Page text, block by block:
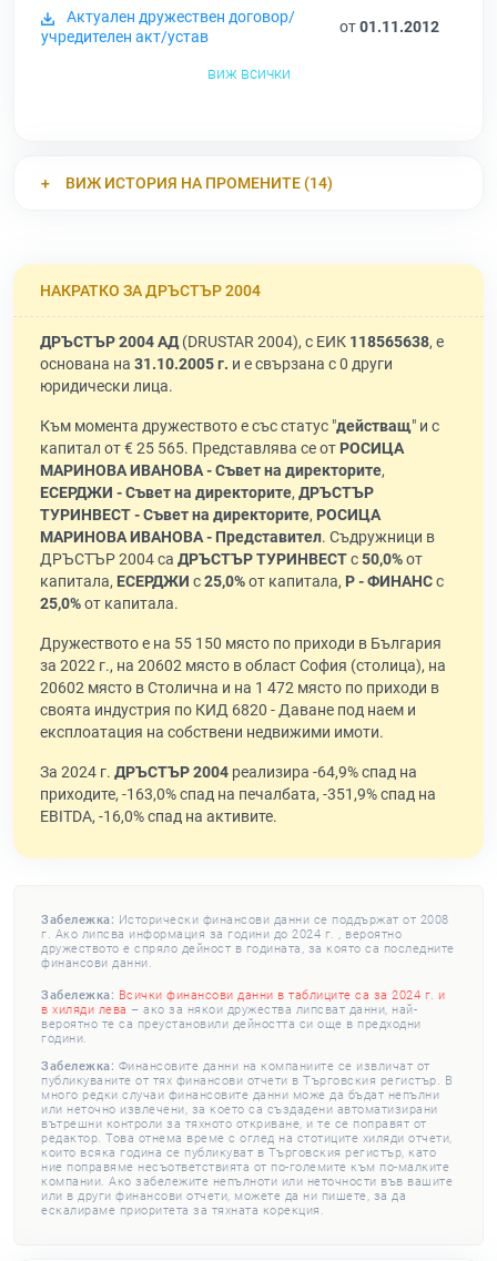
Актуален дружествен договор/
учредителен акт/устав
от01.11.2012
виж всички
ВИЖ ИСТОРИЯ НА ПРОМЕНИТЕ (14)
НАКРАТКО ЗА ДРЪСТЪР 2004
ДРЪСТЪР 2004 АД(DRUSTAR 2004), с ЕИК 118565638, е
основана на 31.10.2005 г. и е свързана с 0 други
юридически лица.
Към момента дружеството е със статус "действащ" и с
капитал от € 25 565. Представлява се от РОСИЦА
МАРИНОВА ИВАНОВА - Съвет на директорите,
ЕСЕРДЖИ - Съвет на директорите, ДРЪСТЪР
ТУРИНВЕСТ - Съвет на директорите, РОСИЦА
МАРИНОВА ИВАНОВА - Представител. Съдружници в
ДРЪСТЪР 2004 са ДРЪСТЪР ТУРИНВЕСТс50,0%от
капитала, ЕСЕРДЖИ с25,0%от капитала, Р - ФИНАНСс
25,0%от капитала.
Дружеството е на 55 150 място по приходи в България
за 2022 г., на 20602 място в област София (столица), на
20602 място в Столична и на 1 472 място по приходи в
своята индустрия по КИД 6820 - Даване под наем и
експлоатация на собствени недвижими имоти.
За 2024 г. ДРЪСТЪР 2004 реализира -64,9% спад на
приходите, -163,0% спад на печалбата, -351,9% спад на
EBITDA, -16,0% спад на активите.
Забележка: Исторически финансови данни се поддържат от 2008
г. Ако липсва информация за години до 2024 г. , вероятно
дружеството е спряло дейност в годината, за която са последните
финансови данни.
Забележка: Всички финансови данни в таблиците са за 2024 г. и
в хиляди лева – ако за някои дружества липсват данни, най-
вероятно те са преустановили дейността си още в предходни
години.
Забележка: Финансовите данни на компаниите се извличат от
публикуваните от тях финансови отчети в Търговския регистър. В
много редки случаи финансовите данни може да бъдат непълни
или неточно извлечени, за което са създадени автоматизирани
вътрешни контроли за тяхното откриване, и те се поправят от
редактор. Това отнема време с оглед на стотиците хиляди отчети,
които всяка година се публикуват в Търговския регистър, като
ние поправяме несъответствията от по-големите към по-малките
компании. Ако забележите непълноти или неточности във вашите
или в други финансови отчети, можете да ни пишете, за да
ескалираме приоритета за тяхната корекция.